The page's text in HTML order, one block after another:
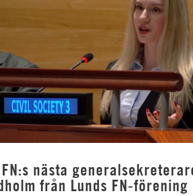
nästa
från Lunds FN-förening